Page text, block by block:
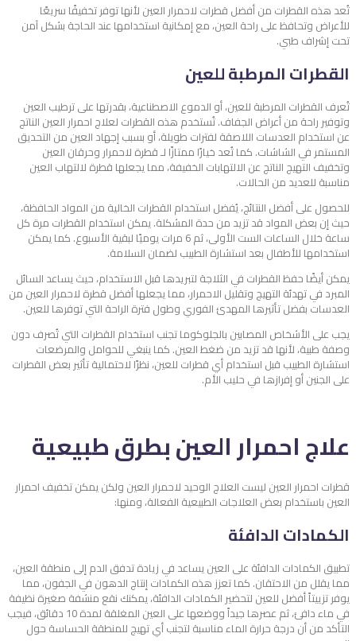
تُعد هذه القطرات من أفضل قطرات لاحمرار العين لأنها توفر تخفيفًا سريعًا
للأعراض وتحافظ على راحة العين، مع إمكانية استخدامها عند الحاجة بشكل آمن
تحت إشراف طبي.
القطرات المرطبة للعين
تُعرف القطرات المرطبة للعين، أو الدموع الاصطناعية، بقدرتها على ترطيب العين
وتوفير راحة من أعراض الجفاف. تُستخدم هذه القطرات لعلاج احمرار العين الناتج
عن استخدام العدسات اللاصقة لفترات طويلة، أو بسبب إجهاد العين من التحديق
المستمر في الشاشات. كما تُعد خيارًا ممتازًا لـ قطرة لاحمرار وحرقان العين
وتخفيف التهيج الناتج عن الالتهابات الخفيفة، مما يجعلها قطرة لالتهاب العين
مناسبة للعديد من الحالات.
للحصول على أفضل النتائج، يُفضل استخدام القطرات الخالية من المواد الحافظة،
حيث إن بعض المواد قد تزيد من حدة المشكلة. يمكن استخدام القطرات مرة كل
ساعة خلال الساعات الست الأولى، ثم 6 مرات يوميًا لبقية الأسبوع. كما يمكن
استخدامها للأطفال بعد استشارة الطبيب لضمان السلامة.
يمكن أيضًا حفظ القطرات في الثلاجة لتبريدها قبل الاستخدام، حيث يساعد السائل
المبرد في تهدئة التهيج وتقليل الاحمرار، مما يجعلها أفضل قطرة لاحمرار العين من
العدسات بفضل تأثيرها المهدئ الفوري وطول فترة الراحة التي توفرها للعين.
يجب على الأشخاص المصابين بالجلوكوما تجنب استخدام القطرات التي تُصرف دون
وصفة طبية، لأنها قد تزيد من ضغط العين. كما ينبغي للحوامل والمرضعات
استشارة الطبيب قبل استخدام أي قطرات للعين، نظرًا لاحتمالية تأثير بعض القطرات
على الجنين أو إفرازها في حليب الأم.
علاج احمرار العين بطرق طبيعية
قطرات احمرار العين ليست العلاج الوحيد لاحمرار العين ولكن يمكن تخفيف احمرار
العين باستخدام بعض العلاجات الطبيعية الفعالة، ومنها:
الكمادات الدافئة
تطبيق الكمادات الدافئة على العين يساعد في زيادة تدفق الدم إلى منطقة العين،
مما يقلل من الاحتقان. كما تعزز هذه الكمادات إنتاج الدهون في الجفون، مما
يوفر تزييتاً أفضل للعين لتحضير الكمادات الدافئة، يمكنك نقع منشفة صغيرة نظيفة
في ماء دافئ، ثم عصرها جيداً ووضعها على العين المغلقة لمدة 10 دقائق، فيجب
التأكد من أن درجة حرارة الماء مناسبة لتجنب أي تهيج للمنطقة الحساسة حول